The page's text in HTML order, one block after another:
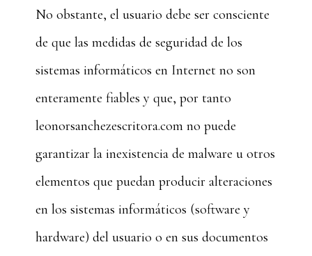
No obstante, el usuario debe ser consciente
de que las medidas de seguridad de los
sistemas informáticos en Internet no son
enteramente fiables y que, por tanto
leonorsanchezescritora.com no puede
garantizar la inexistencia de malware u otros
elementos que puedan producir alteraciones
en los sistemas informáticos (software y
hardware) del usuario o en sus documentos